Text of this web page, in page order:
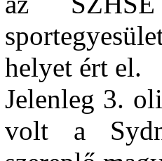
helyet ért el.
Jelenleg 3.
volt a